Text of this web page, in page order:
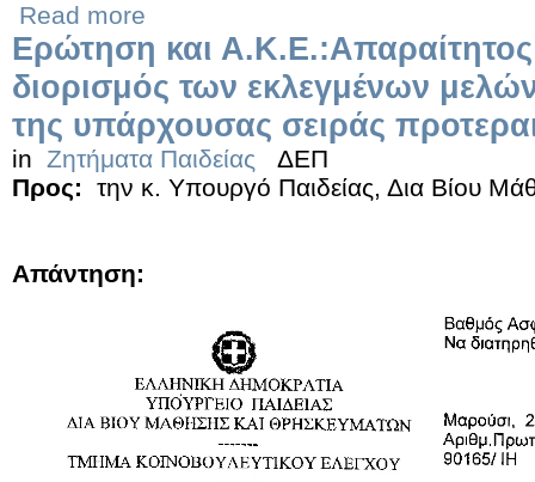
Read more
Ερώτηση και
διορισμός των εκλεγμένων
της υπάρχουσας σειράς
in Ζητήματα Παιδείας
ΔΕΠ
Προς:
την κ. Υπουργό Παιδείας, Δια Βίου
Απάντηση: